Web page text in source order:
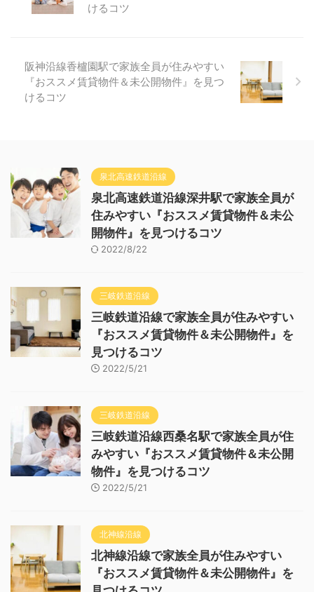
けるコツ
阪神沿線香櫨園駅で家族全員が住みやすい
『おススメ賃貸物件＆未公開物件』を見つ
けるコツ
泉北高速鉄道沿線
泉北高速鉄道沿線深井駅で家族全員が
住みやすい『おススメ賃貸物件＆未公
開物件』を見つけるコツ
2022/8/22
三岐鉄道沿線
三岐鉄道沿線で家族全員が住みやすい
『おススメ賃貸物件＆未公開物件』を
見つけるコツ
2022/5/21
三岐鉄道沿線
三岐鉄道沿線西桑名駅で家族全員が住
みやすい『おススメ賃貸物件＆未公開
物件』を見つけるコツ
2022/5/21
北神線沿線
北神線沿線で家族全員が住みやすい
『おススメ賃貸物件＆未公開物件』を